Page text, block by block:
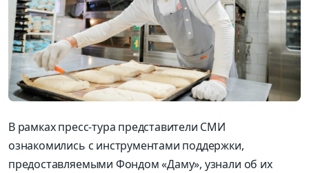
В рамках пресс-тура представители СМИ
ознакомились с инструментами поддержки,
предоставляемыми Фондом «Даму», узнали об их